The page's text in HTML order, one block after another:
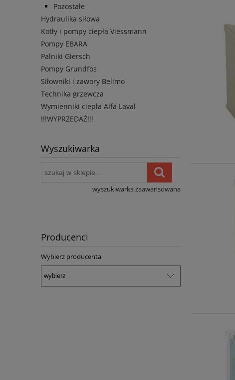
Pozostałe
Hydraulika siłowa
Kotły i pompy ciepła Viessmann
Pompy EBARA
Palniki Giersch
Pompy Grundfos
Siłowniki i zawory Belimo
Technika grzewcza
Wymienniki ciepła Alfa Laval
!!!WYPRZEDAŻ!!!
Wyszukiwarka
wyszukiwarka zaawansowana
Producenci
Wybierz producenta